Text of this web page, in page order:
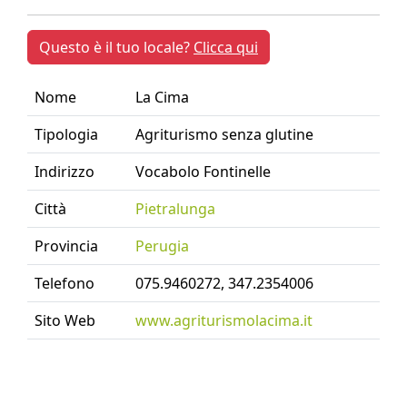
Questo è il tuo locale? Clicca qui
Nome
La Cima
Tipologia
Agriturismo senza glutine
Indirizzo
Vocabolo Fontinelle
Città
Pietralunga
Provincia
Perugia
Telefono
075.9460272, 347.2354006
Sito Web
www.agriturismolacima.it